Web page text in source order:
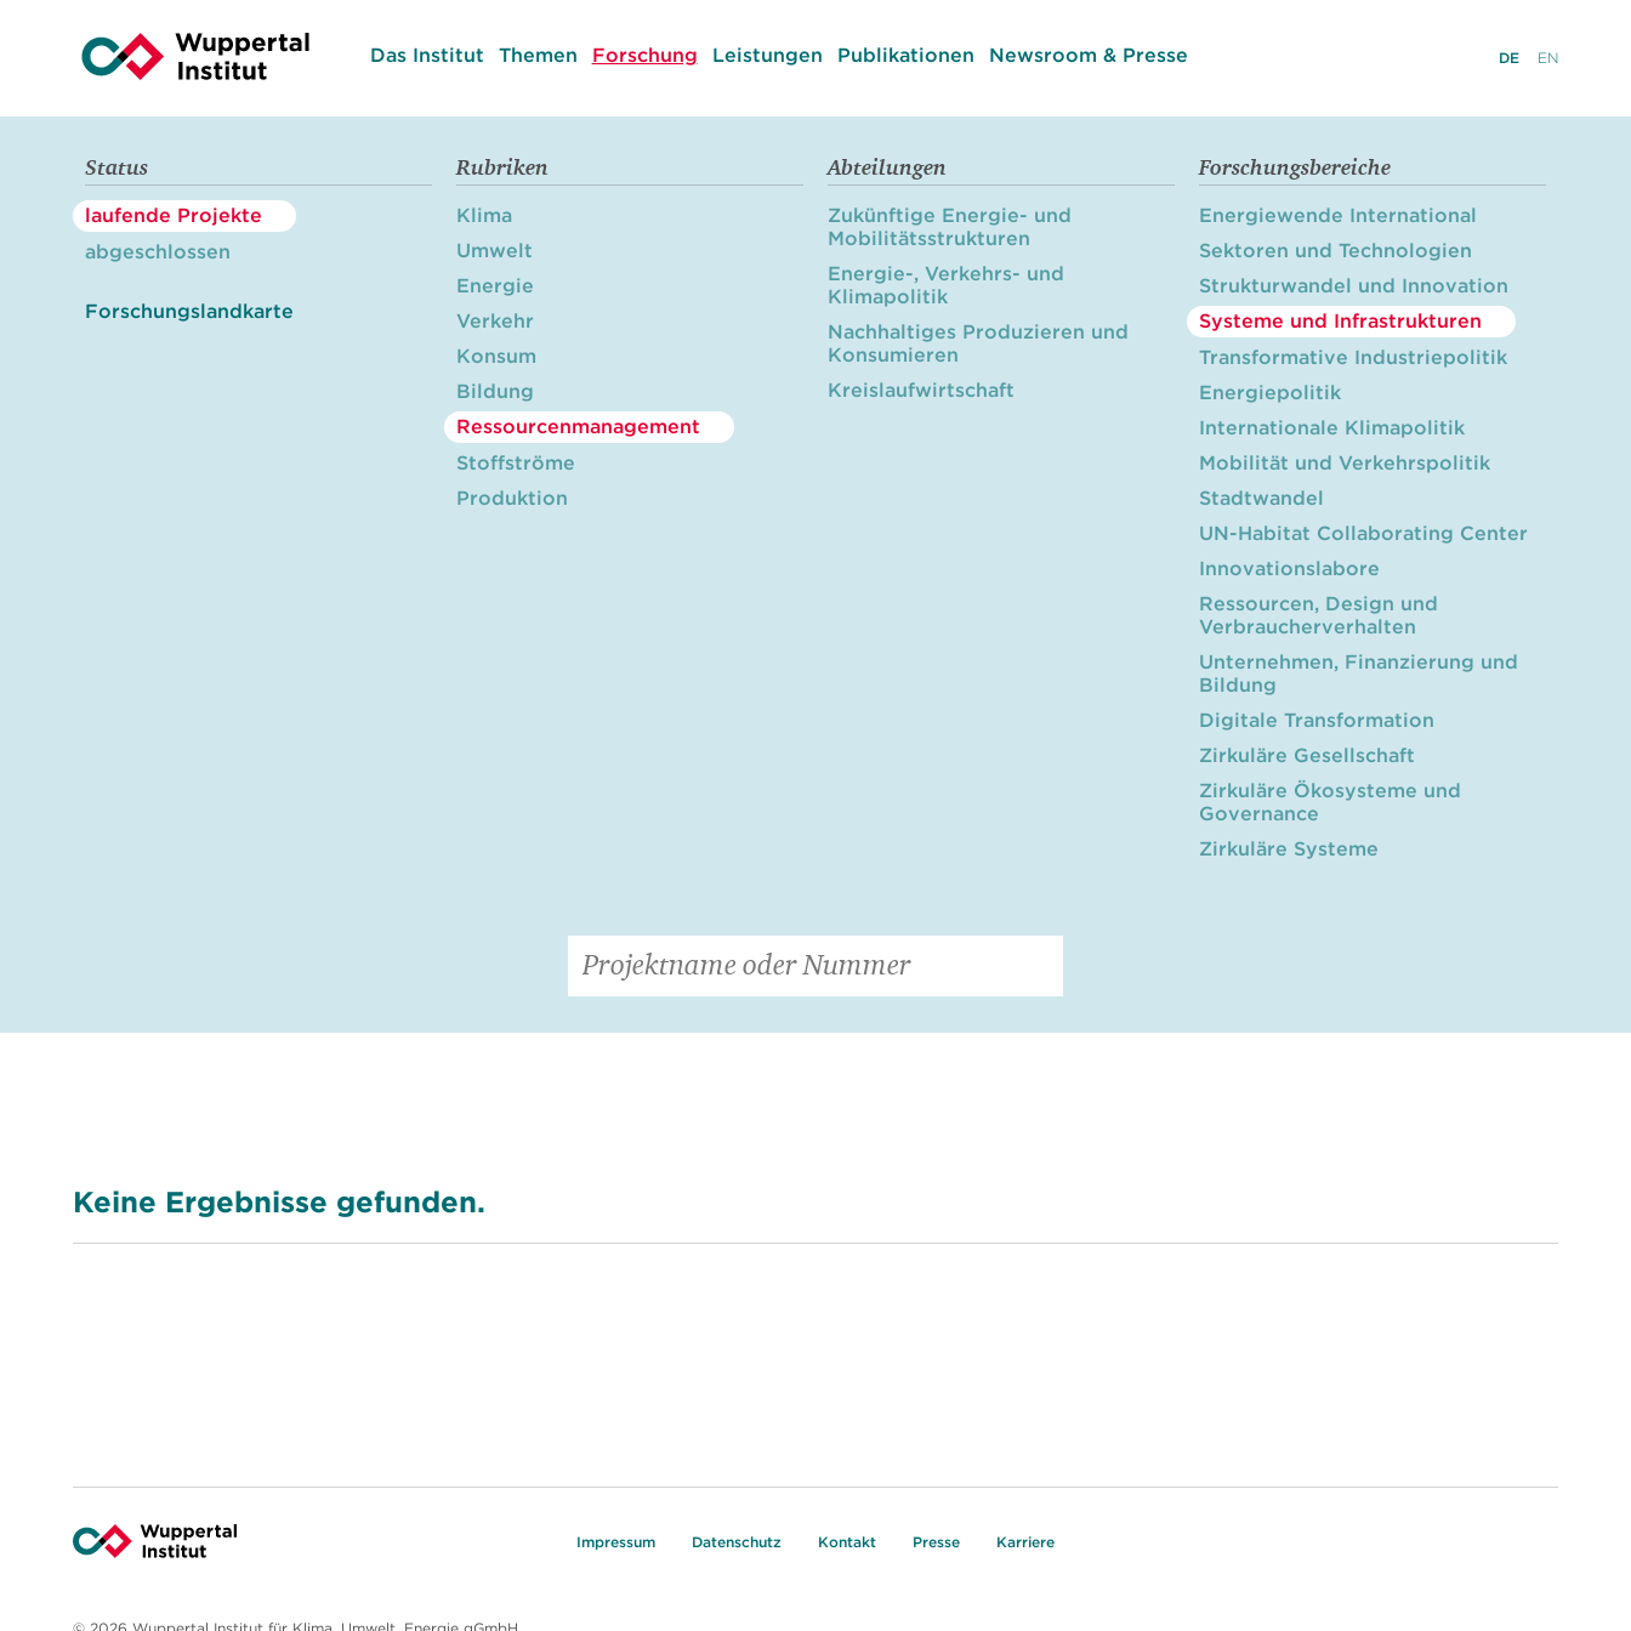
Das Institut Themen Forschung Leistungen Publikationen Newsroom & Presse DE EN
Status
laufende Projekte
abgeschlossen
Forschungslandkarte
Rubriken
Klima
Umwelt
Energie
Verkehr
Konsum
Bildung
Ressourcenmanagement
Stoffströme
Produktion
Abteilungen
Zukünftige Energie- und
Mobilitätsstrukturen
Energie-, Verkehrs- und
Klimapolitik
Nachhaltiges Produzieren und
Konsumieren
Kreislaufwirtschaft
Forschungsbereiche
Energiewende International
Sektoren und Technologien
Strukturwandel und Innovation
Systeme und Infrastrukturen
Transformative Industriepolitik
Energiepolitik
Internationale Klimapolitik
Mobilität und Verkehrspolitik
Stadtwandel
UN-Habitat Collaborating Center
Innovationslabore
Ressourcen, Design und
Verbraucherverhalten
Unternehmen, Finanzierung und
Bildung
Digitale Transformation
Zirkuläre Gesellschaft
Zirkuläre Ökosysteme und
Governance
Zirkuläre Systeme
Keine Ergebnisse gefunden.
Impressum Datenschutz Kontakt Presse Karriere